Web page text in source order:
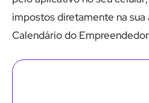
impostos diretamente na
Calendário do